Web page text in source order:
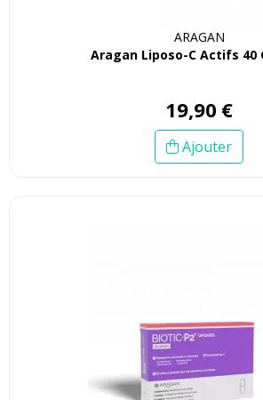
ARAGAN
Aragan Liposo-C Actifs 40
19,90 €
Ajouter